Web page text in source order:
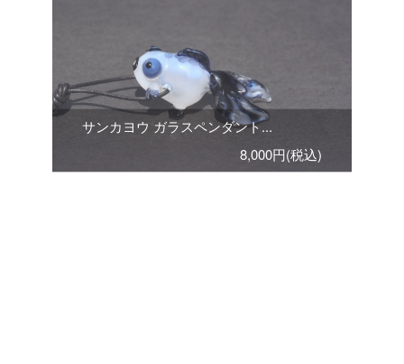
サンカヨウ ガラスペンダント...
8,000円(税込)